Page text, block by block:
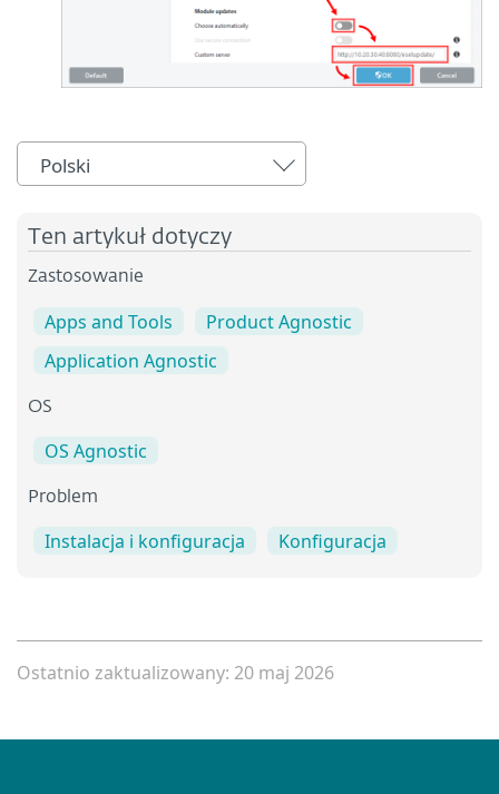
Polski
Ten artykuł dotyczy
Zastosowanie
Apps and Tools
Product Agnostic
Application Agnostic
OS
OS Agnostic
Problem
Instalacja i konfiguracja Konfiguracja
Ostatnio zaktualizowany: 20 maj 2026